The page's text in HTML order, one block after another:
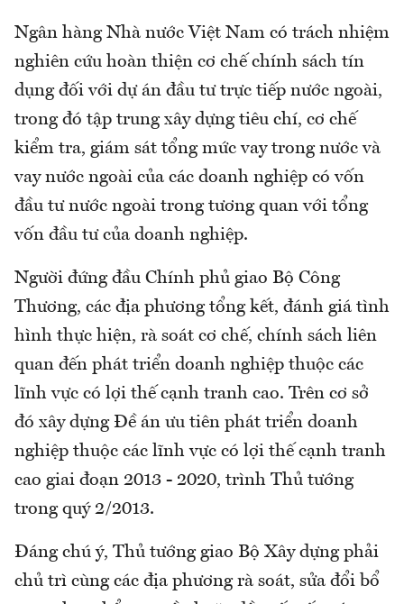
Ngân hàng Nhà nước Việt Nam có trách nhiệm
nghiên cứu hoàn thiện cơ chế chính sách tín
dụng đối với dự án đầu tư trực tiếp nước ngoài,
trong đó tập trung xây dựng tiêu chí, cơ chế
kiểm tra, giám sát tổng mức vay trong nước và
vay nước ngoài của các doanh nghiệp có vốn
đầu tư nước ngoài trong tương quan với tổng
vốn đầu tư của doanh nghiệp.
Người đứng đầu Chính phủ giao Bộ Công
Thương, các địa phương tổng kết, đánh giá tình
hình thực hiện, rà soát cơ chế, chính sách liên
quan đến phát triển doanh nghiệp thuộc các
lĩnh vực có lợi thế cạnh tranh cao. Trên cơ sở
đó xây dựng Đề án ưu tiên phát triển doanh
nghiệp thuộc các lĩnh vực có lợi thế cạnh tranh
cao giai đoạn 2013 - 2020, trình Thủ tướng
trong quý 2/2013.
Đáng chú ý, Thủ tướng giao Bộ Xây dựng phải
chủ trì cùng các địa phương rà soát, sửa đổi bổ